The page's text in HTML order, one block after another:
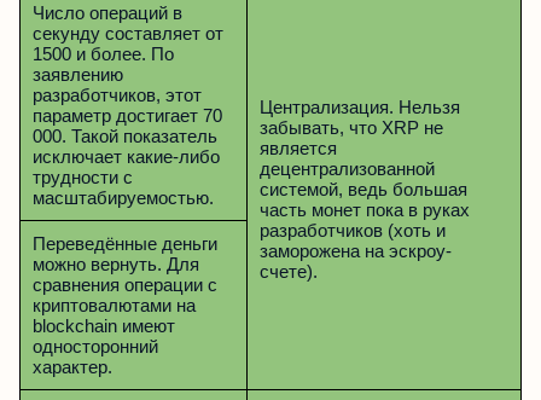
Число операций в
секунду составляет от
1500 и более. По
заявлению
разработчиков, этот
параметр достигает 70
000. Такой показатель
исключает какие-либо
трудности с
масштабируемостью.
Централизация. Нельзя
забывать, что XRP не
является
децентрализованной
системой, ведь большая
часть монет пока в руках
разработчиков (хоть и
заморожена на эскроу-
счете).
Переведённые деньги
можно вернуть. Для
сравнения операции с
криптовалютами на
blockchain имеют
односторонний
характер.